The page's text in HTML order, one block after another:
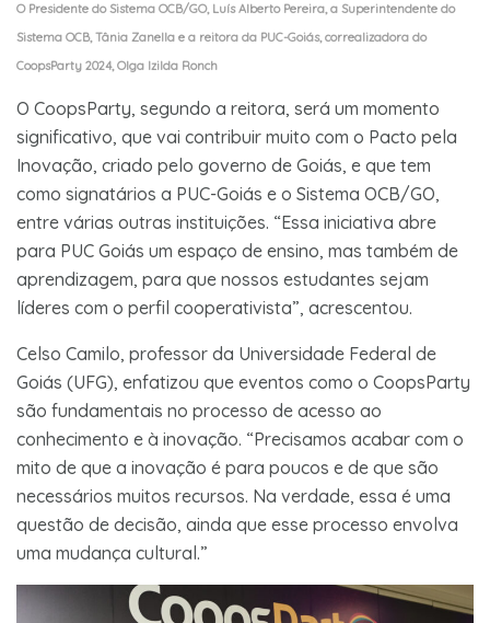
O Presidente do Sistema OCB/GO, Luís Alberto Pereira, a Superintendente do
Sistema OCB, Tânia Zanella e a reitora da PUC-Goiás, correalizadora do
CoopsParty 2024, Olga Izilda Ronch
O CoopsParty, segundo a reitora, será um momento
significativo, que vai contribuir muito com o Pacto pela
Inovação, criado pelo governo de Goiás, e que tem
como signatários a PUC-Goiás e o Sistema OCB/GO,
entre várias outras instituições. “Essa iniciativa abre
para PUC Goiás um espaço de ensino, mas também de
aprendizagem, para que nossos estudantes sejam
líderes com o perfil cooperativista”, acrescentou.
Celso Camilo, professor da Universidade Federal de
Goiás (UFG), enfatizou que eventos como o CoopsParty
são fundamentais no processo de acesso ao
conhecimento e à inovação. “Precisamos acabar com o
mito de que a inovação é para poucos e de que são
necessários muitos recursos. Na verdade, essa é uma
questão de decisão, ainda que esse processo envolva
uma mudança cultural.”